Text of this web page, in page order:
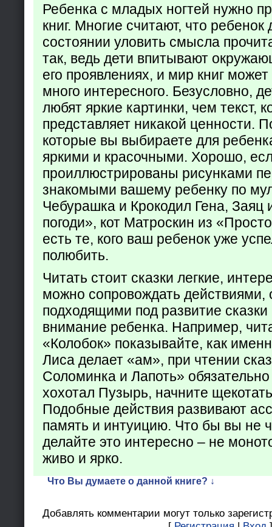
Ребенка с младых ногтей нужно
книг. Многие считают, что ребенок
состоянии уловить смысла
так, ведь дети впитывают
его проявлениях, и мир книг
много интересного. Безусловно,
любят яркие картинки, чем текст,
представляет никакой ценности.
которые вы выбираете для
яркими и красочными. Хорошо,
проиллюстрированы рисунками
знакомыми вашему ребенку по
Чебурашка и Крокодил Гена, Заяц
погоди», кот Матроскин из
есть те, кого ваш ребенок уже
полюбить.
Читать стоит сказки легкие,
можно сопровождать действиями,
подходящими под развитие
внимание ребенка. Например,
«Колобок» показывайте, как
Лиса делает «ам», при чтении
Соломинка и Лапоть»
хохотал Пузырь, начните
Подобные действия развивают
память и интуицию. Что бы вы не
делайте это интересно – не
живо и ярко.
Что Вы думаете о данной книге? ↓
Добавлять комментарии могут только